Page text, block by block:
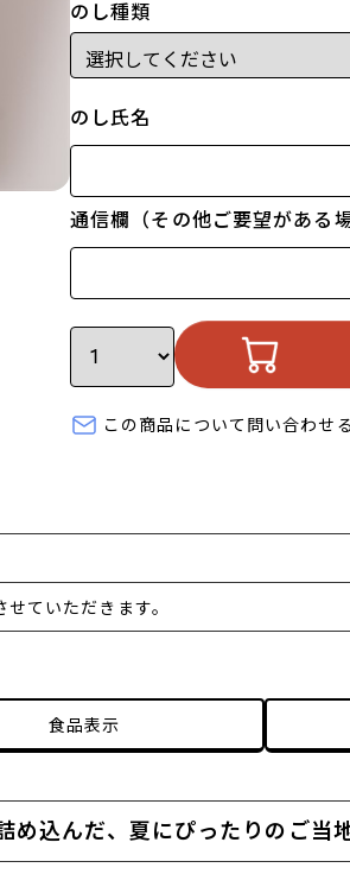
のし種類
のし氏名
通信欄（その他ご要望がある
この商品について問い合わせ
ていただきます。
食品表示
め込んだ、夏にぴったりのご当